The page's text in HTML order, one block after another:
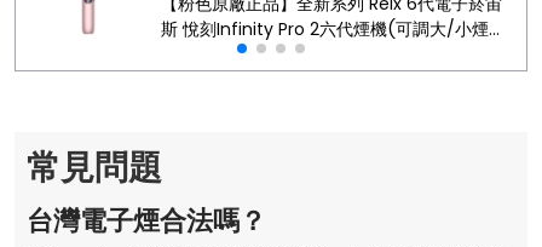
斯 悅刻Infinity Pro 2六代煙機(可調大/小煙
量) 支持Relx 4/5代煙彈通用 (下訂秒發貨)
常見問題
台灣電子煙合法嗎？